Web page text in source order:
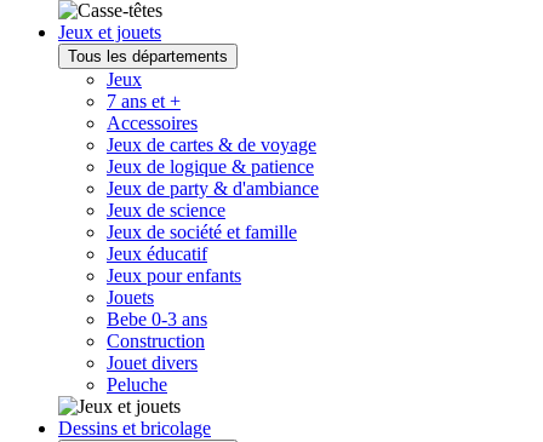
Jeux et jouets
Tous les départements
Jeux
7 ans et +
Accessoires
Jeux de cartes & de voyage
Jeux de logique & patience
Jeux de party & d'ambiance
Jeux de science
Jeux de société et famille
Jeux éducatif
Jeux pour enfants
Jouets
Bebe 0-3 ans
Construction
Jouet divers
Peluche
Dessins et bricolage